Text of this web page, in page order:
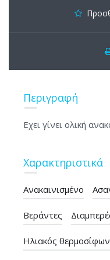
Περιγραφή
Εχει γίνει ολική
Χαρακτηριστικά
Ανακαινισμένο
Βεράντες
Ηλιακός